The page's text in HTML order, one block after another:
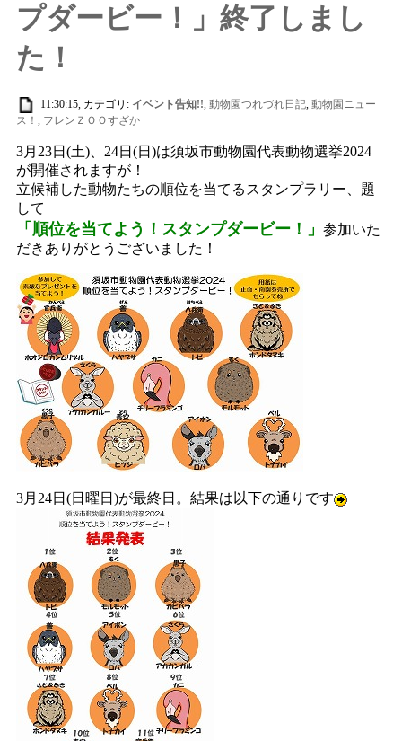
プダービー！」終了しまし
た！
11:30:15, カテゴリ: イベント告知!!,動物園つれづれ日記,動物園ニュー
ス！, フレンＺＯＯすざか
3月23日(土)、24日(日)は須坂市動物園代表動物選挙2024
が開催されますが！
立候補した動物たちの順位を当てるスタンプラリー、題
して
「順位を当てよう！スタンプダービー！」参加いた
だきありがとうございました！
3月24日(日曜日)が最終日。結果は以下の通りです